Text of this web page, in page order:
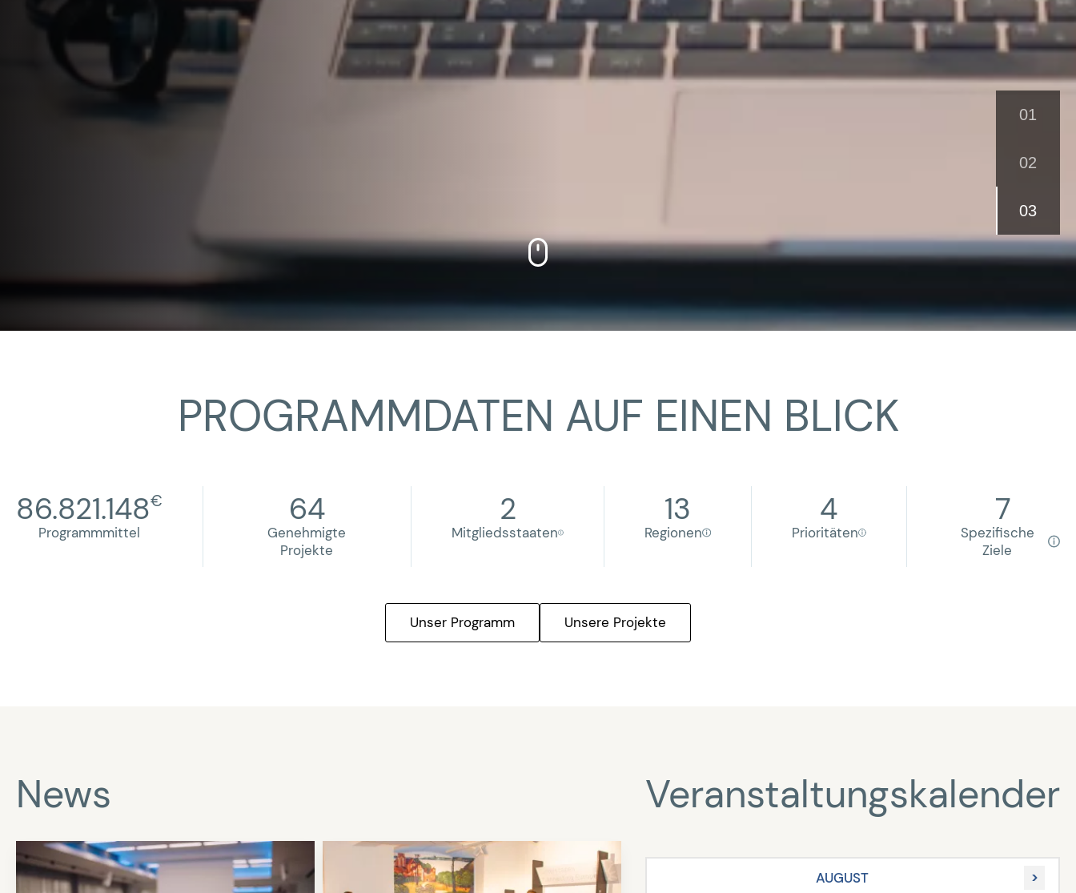
PROGRAMMDATEN AUF EINEN BLICK
86.821.148€
Programmmittel
64
Genehmigte
Projekte
2
Mitgliedsstaaten
13
Regionen
4
Prioritäten
7
Spezifische
Ziele
Unser Programm Unsere Projekte
News Veranstaltungskalender
AUGUST >